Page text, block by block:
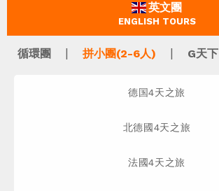
英文團
ENGLISH TOURS
循環團 | 拼小團(2-6人) | G天下
德国4天之旅
北德國4天之旅
法國4天之旅